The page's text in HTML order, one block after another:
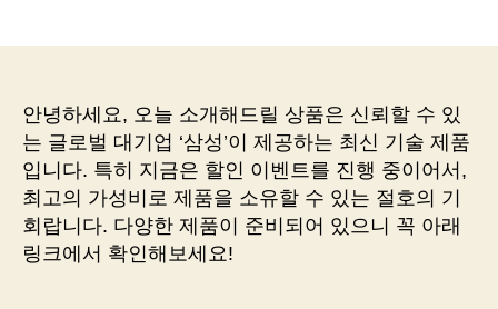
래
로
쇼
핑
을
즐
안녕하세요, 오늘 소개해드릴 상품은 신뢰할 수 있
는 글로벌 대기업 ‘삼성’이 제공하는 최신 기술 제품
입니다. 특히 지금은 할인 이벤트를 진행 중이어서,
최고의 가성비로 제품을 소유할 수 있는 절호의 기
회랍니다. 다양한 제품이 준비되어 있으니 꼭 아래
링크에서 확인해보세요!